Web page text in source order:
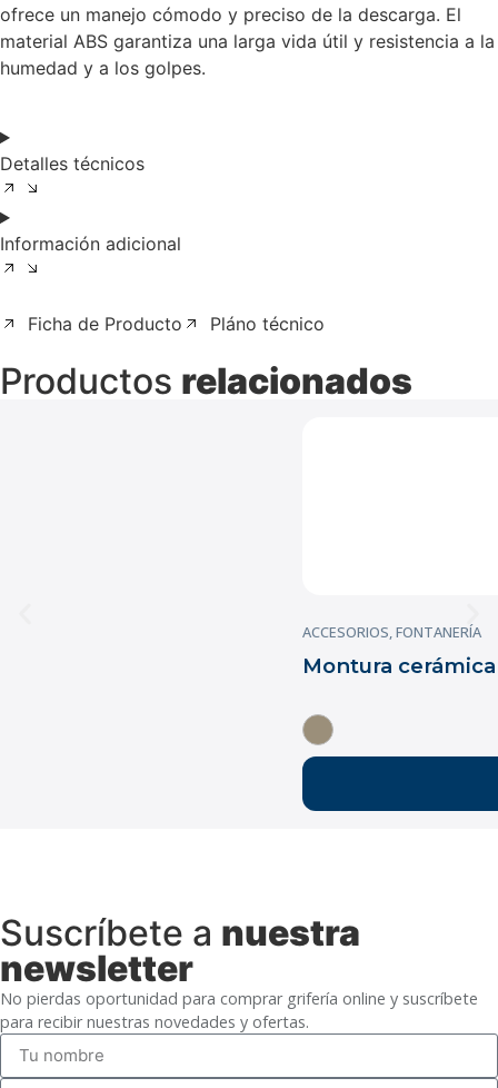
ofrece un manejo cómodo y preciso de la descarga. El
material ABS garantiza una larga vida útil y resistencia a la
humedad y a los golpes.
Detalles técnicos
Información adicional
Ficha de Producto Pláno técnico
Productos relacionados
ACCESORIOS,FONTANERÍA
Montura
Suscríbete a nuestra
newsletter
No pierdas oportunidad para comprar grifería online y suscríbete
para recibir nuestras novedades y ofertas.